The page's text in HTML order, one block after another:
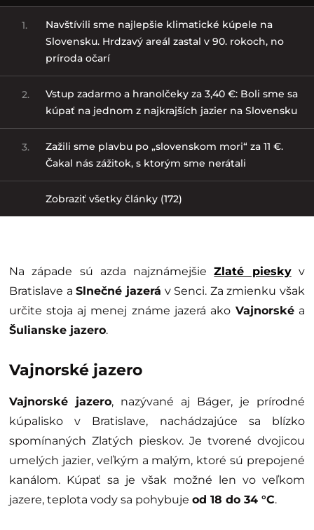
1.
Navštívili sme najlepšie klimatické kúpele na
Slovensku. Hrdzavý areál zastal v 90. rokoch, no
príroda očarí
2.
Vstup zadarmo a hranolčeky za 3,40 €: Boli sme sa
kúpať na jednom z najkrajších jazier na Slovensku
3.
Zažili sme plavbu po „slovenskom mori“ za 11 €.
Čakal nás zážitok, s ktorým sme nerátali
Zobraziť všetky články (172)
Na západe sú azda najznámejšieZlaté pieskyv
Bratislave aSlnečné jazerá v Senci. Za zmienku však
určite stoja aj menej známe jazerá akoVajnorskéa
Šulianske jazero.
Vajnorské jazero
Vajnorské jazero, nazývané aj Báger, je prírodné
kúpalisko v Bratislave, nachádzajúce sa blízko
spomínaných Zlatých pieskov. Je tvorené dvojicou
umelých jazier, veľkým a malým, ktoré sú prepojené
kanálom. Kúpať sa je však možné len vo veľkom
jazere, teplota vody sa pohybuje od 18 do 34 °C.